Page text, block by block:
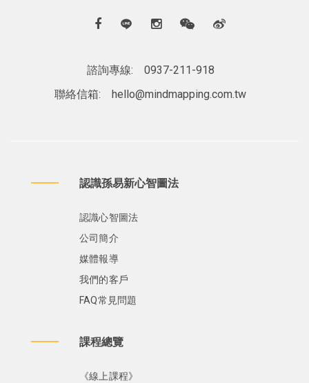
諮詢專線:
0937-211-918
聯絡信箱:
hello@mindmapping.com.tw
認識孫易新心智圖法
認識心智圖法
公司簡介
媒體報導
我們的客戶
FAQ常見問題
課程總覽
《線上課程》